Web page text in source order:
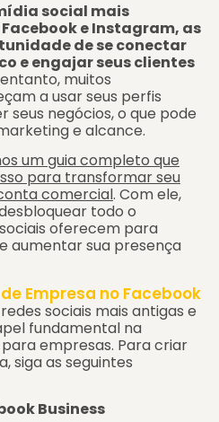
social mais
e Instagram, as
de se conectar
e engajar seus clientes
muitos
a usar seus perfis
seus negócios, o que pode
e alcance.
um guia completo que
para transformar seu
comercial. Com ele,
todo o
oferecem para
aumentar sua presença
Empresa no Facebook
sociais mais antigas e
fundamental na
empresas. Para criar
siga as seguintes
Business